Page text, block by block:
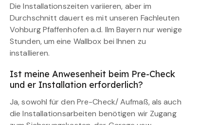
Die Installationszeiten variieren, aber im
Durchschnitt dauert es mit unseren Fachleuten
Vohburg Pfaffenhofen a.d. Ilm Bayern nur wenige
Stunden, um eine Wallbox bei Ihnen zu
installieren.
Ist meine Anwesenheit beim Pre-Check
und er Installation erforderlich?
Ja, sowohl für den Pre-Check/ Aufmaß, als auch
die Installationsarbeiten benötigen wir Zugang